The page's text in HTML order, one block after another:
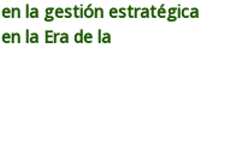
la gestión estratégica
la Era de la